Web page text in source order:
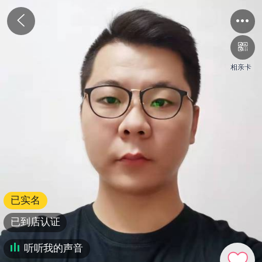
相亲卡
已实名
已到店认证
听听我的声音